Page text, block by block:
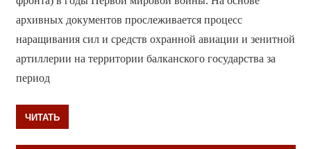
архивных документов прослеживается процесс
наращивания сил и средств охранной авиации и зенитной
артиллерии на территории балканского государства за
период
ЧИТАТЬ